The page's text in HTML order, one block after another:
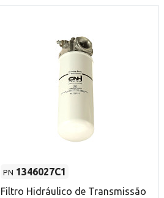
PN 1346027C1
Filtro Hidráulico de Transmissão